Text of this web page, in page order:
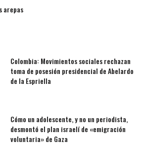
arepas
Colombia: Movimientos sociales rechazan
toma de posesión presidencial de Abelardo
de la Espriella
Cómo un adolescente, y no un periodista,
desmontó el plan israelí de «emigración
voluntaria» de Gaza